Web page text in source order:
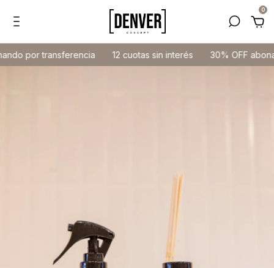
0
transferencia 12 cuotas sin interés 30% OFF abonando